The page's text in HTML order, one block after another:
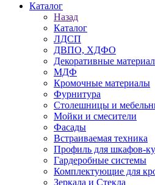
Каталог
Назад
Каталог
ЛДСП
ДВПО, ХДФО
Декоративные
МДФ
Кромочные материалы
Фурнитура
Столешницы и
Мойки и смесители
Фасады
Встраиваемая техника
Профиль для шкафов-
Гардеробные системы
Комплектующие для
Зеркала и Стекла